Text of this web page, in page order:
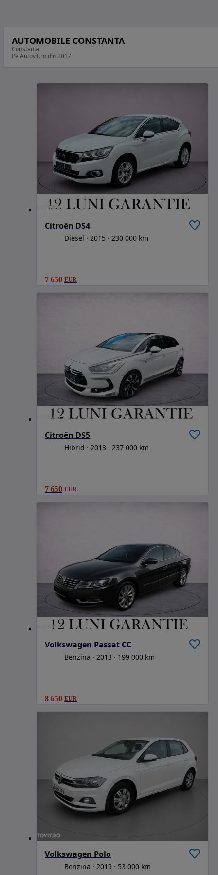
AUTOMOBILE CONSTANTA
Constanta
Pe Autovit.ro din 2017
Citroën DS4
Diesel 2015 230 000 km
7 650 EUR
Citroën DS5
Hibrid 2013 237 000 km
7 650 EUR
Volkswagen Passat CC
Benzina 2013 199 000 km
8 650 EUR
Volkswagen Polo
Benzina 2019 53 000 km